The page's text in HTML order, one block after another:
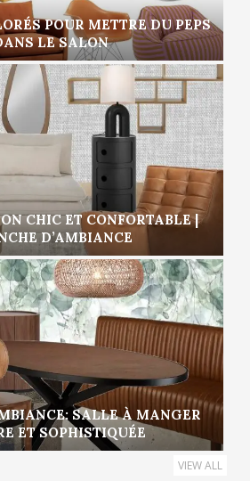
POUR METTRE DU PEPS
LE SALON
CHIC ET CONFORTABLE |
D’AMBIANCE
SALLE À MANGER
ET SOPHISTIQUÉE
VIEW ALL